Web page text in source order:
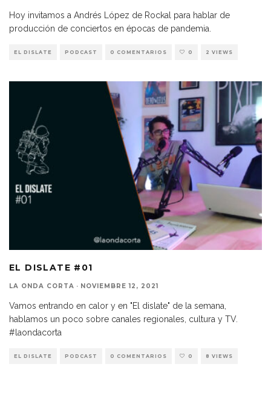
Hoy invitamos a Andrés López de Rockal para hablar de
producción de conciertos en épocas de pandemia.
EL DISLATE PODCAST 0 COMENTARIOS 0 2 VIEWS
EL DISLATE #01
LA ONDA CORTA · NOVIEMBRE 12, 2021
Vamos entrando en calor y en "El dislate" de la semana,
hablamos un poco sobre canales regionales, cultura y TV.
#laondacorta
EL DISLATE PODCAST 0 COMENTARIOS 0 8 VIEWS